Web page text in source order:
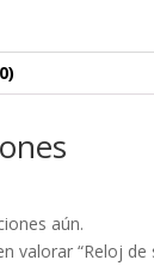
aún.
valorar “Reloj de